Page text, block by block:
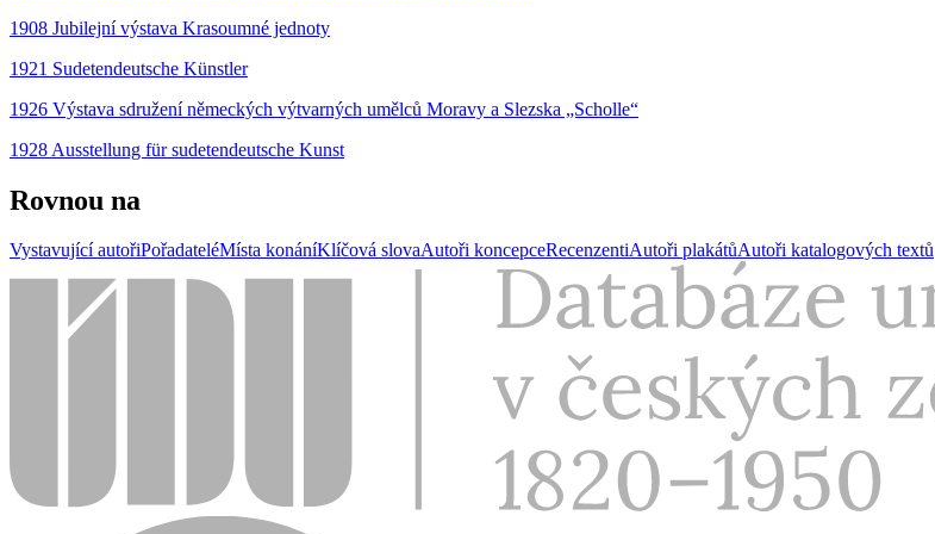
1908 Jubilejní výstava Krasoumné jednoty
1921 Sudetendeutsche Künstler
1926 Výstava sdružení německých výtvarných umělců Moravy a Slezska „Scholle“
1928 Ausstellung für sudetendeutsche Kunst
Rovnou na
Vystavující autořiPořadateléMísta konáníKlíčová slovaAutoři koncepceRecenzentiAutoři plakátůAutoři katalogových textů